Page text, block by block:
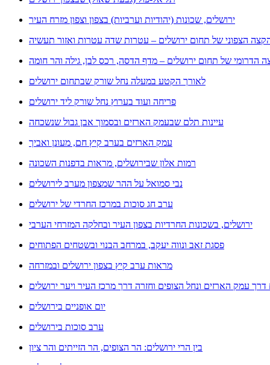
ירושלים, שכונות (יהודיות וערביות) בצפון וצפון מזרח העיר
הצפוני של תחום ירושלים – עטרות שדה עטרות ואזור תעשיה
הדרומי של תחום ירושלים – מדף הדסה, רכס לבן, גילה והר חומה
לאורך הקטע במעלה נחל שורק שבתחום ירושלים
פריחה ועוד בערוץ נחל שורק ליד ירושלים
עיינות תלם שבעמק הארזים ובסמוך אבן גבול שנשכחה
עמק הארזים בערב קיץ חם, מעונן ואביך
רמות אלון שבירושלים, מראות בדפנות השכונה
נבי סמואל על ההר שמצפון מערב לירושלים
ערב חג סוכות במרכז החרדי של ירושלים
ירושלים, בשכונות החרדיות בצפון העיר ובחלקה המזרחי הערבי
פסגת זאב ונווה יעקב, במרחב הבנוי ובשטחים הפתוחים
מראות ערב קיץ בצפון ירושלים ובמזרחה
דרך עמק הארזים ונחל הצופים וחזרה דרך מרכז העיר ויער ירושלים
יום אופניים בירושלים
ערב סוכות בירושלים
בין הרי ירושלים: הר הצופים, הר הזייתים והר ציון